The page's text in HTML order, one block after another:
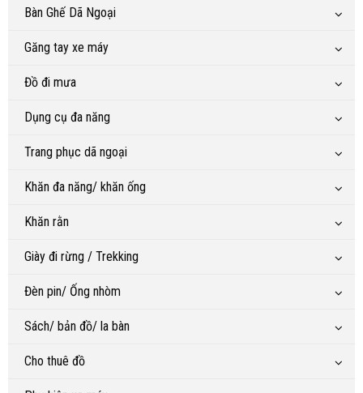
Bàn Ghế Dã Ngoại
Găng tay xe máy
Đồ đi mưa
Dụng cụ đa năng
Trang phục dã ngoại
Khăn đa năng/ khăn ống
Khăn rằn
Giày đi rừng / Trekking
Đèn pin/ Ống nhòm
Sách/ bản đồ/ la bàn
Cho thuê đồ